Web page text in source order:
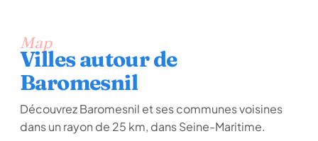
Map
Villes autour de
Baromesnil
Découvrez Baromesnil et ses communes voisines
dans un rayon de 25 km, dans Seine-Maritime.